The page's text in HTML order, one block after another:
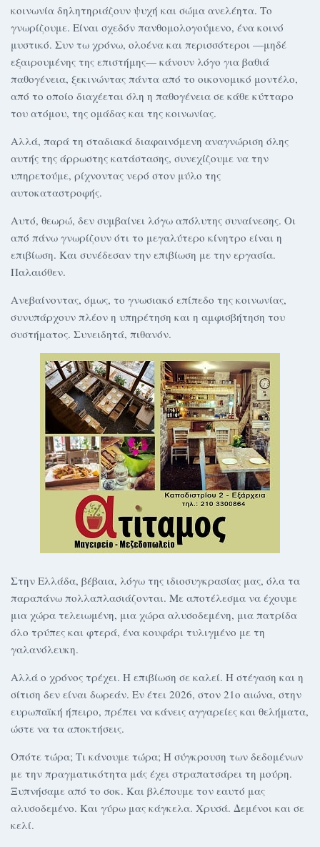
κοινωνία δηλητηριάζουν ψυχή και σώμα ανελέητα. Το
γνωρίζουμε. Είναι σχεδόν πανθομολογούμενο, ένα κοινό
μυστικό. Συν τω χρόνω, ολοένα και περισσότεροι —μηδέ
εξαιρουμένης της επιστήμης— κάνουν λόγο για βαθιά
παθογένεια, ξεκινώντας πάντα από το οικονομικό μοντέλο,
από το οποίο διαχέεται όλη η παθογένεια σε κάθε κύτταρο
του ατόμου, της ομάδας και της κοινωνίας.
Αλλά, παρά τη σταδιακά διαφαινόμενη αναγνώριση όλης
αυτής της άρρωστης κατάστασης, συνεχίζουμε να την
υπηρετούμε, ρίχνοντας νερό στον μύλο της
αυτοκαταστροφής.
Αυτό, θεωρώ, δεν συμβαίνει λόγω απόλυτης συναίνεσης. Οι
από πάνω γνωρίζουν ότι το μεγαλύτερο κίνητρο είναι η
επιβίωση. Και συνέδεσαν την επιβίωση με την εργασία.
Παλαιόθεν.
Ανεβαίνοντας, όμως, το γνωσιακό επίπεδο της κοινωνίας,
συνυπάρχουν πλέον η υπηρέτηση και η αμφισβήτηση του
συστήματος. Συνειδητά, πιθανόν.
Στην Ελλάδα, βέβαια, λόγω της ιδιοσυγκρασίας μας, όλα τα
παραπάνω πολλαπλασιάζονται. Με αποτέλεσμα να έχουμε
μια χώρα τελειωμένη, μια χώρα αλυσοδεμένη, μια πατρίδα
όλο τρύπες και φτερά, ένα κουφάρι τυλιγμένο με τη
γαλανόλευκη.
Αλλά ο χρόνος τρέχει. Η επιβίωση σε καλεί. Η στέγαση και η
σίτιση δεν είναι δωρεάν. Εν έτει 2026, στον 21ο αιώνα, στην
ευρωπαϊκή ήπειρο, πρέπει να κάνεις αγγαρείες και θελήματα,
ώστε να τα αποκτήσεις.
Οπότε τώρα; Τι κάνουμε τώρα; Η σύγκρουση των δεδομένων
με την πραγματικότητα μάς έχει στραπατσάρει τη μούρη.
Ξυπνήσαμε από το σοκ. Και βλέπουμε τον εαυτό μας
αλυσοδεμένο. Και γύρω μας κάγκελα. Χρυσά. Δεμένοι και σε
κελί.